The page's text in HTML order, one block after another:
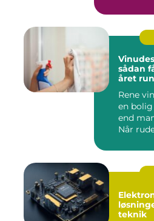
sådan
året
Rene
en
end
Når
teknik